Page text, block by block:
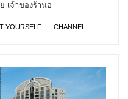
เจ้าของร้านอ
YOURSELF CHANNEL